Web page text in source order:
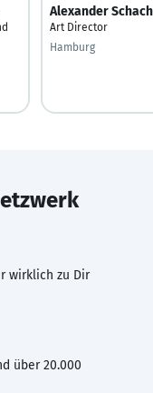
Alexander
Art Director
Hamburg
wirklich zu Dir
über 20.000